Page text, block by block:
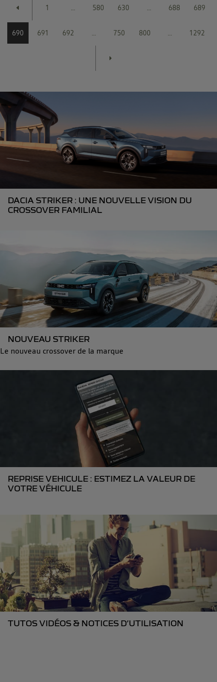
1 ... 580 630 ... 688 689
690 691 692 ... 750 800 ... 1292
DACIA STRIKER : UNE NOUVELLE VISION DU
CROSSOVER FAMILIAL
NOUVEAU STRIKER
Le nouveau crossover de la marque
REPRISE VEHICULE : ESTIMEZ LA VALEUR DE
VOTRE VÉHICULE
TUTOS VIDÉOS & NOTICES D’UTILISATION